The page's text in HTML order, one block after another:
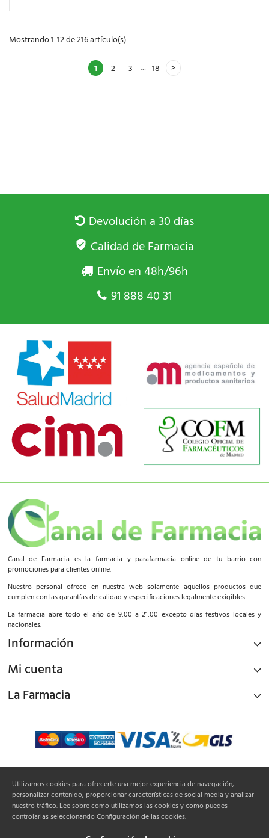
Mostrando 1-12 de 216 artículo(s)
1 2 3 … 18
Devolución a 30 días
Calidad de Farmacia
Envío en 48h/96h
91 888 40 31
Canal de Farmacia es la farmacia y parafarmacia online de tu barrio con
promociones para clientes online.
Nuestro personal ofrece en nuestra web solamente aquellos productos que
cumplen con las garantías de calidad y especificaciones legalmente exigibles.
La farmacia abre todo el año de 9:00 a 21:00 excepto días festivos locales y
nacionales.
Información
Mi cuenta
La Farmacia
Utilizamos cookies para ofrecerte una mejor experiencia de navegación,
personalizar contenido, proporcionar características de social media y analizar
nuestro tráfico. Lee sobre como utilizamos las cookies y como puedes
controlarlas seleccionando Configuración de las cookies.